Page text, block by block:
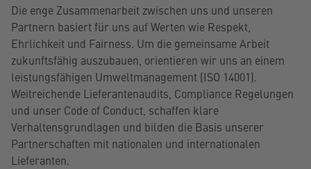
Die enge Zusammenarbeit zwischen uns und unseren
Partnern basiert für uns auf Werten wie Respekt,
Ehrlichkeit und Fairness. Um die gemeinsame Arbeit
zukunftsfähig auszubauen, orientieren wir uns an einem
leistungsfähigen Umweltmanagement (ISO 14001).
Weitreichende Lieferantenaudits, Compliance Regelungen
und unser Code of Conduct, schaffen klare
Verhaltensgrundlagen und bilden die Basis unserer
Partnerschaften mit nationalen und internationalen
Lieferanten.